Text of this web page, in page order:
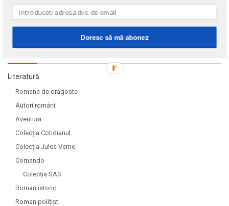
Literatură
Romane de dragoste
Autori români
Aventură
Colecția Cotidianul
Colecția Jules Verne
Comando
Colecția SAS
Roman istoric
Roman polițist
Doresc să mă abonez